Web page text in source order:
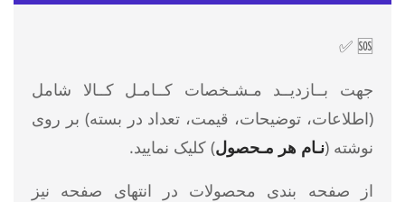
🆘 ✅
جهت بــازدیــد مـشـخصات کــامـل کــالا شامل
(اطلاعات، توضیحات، قیمت، تعداد در بسته) بر روی
نوشته (نـام هر مـحصول) کلیک نمایید.
از صفحه بندی محصولات در انتهای صفحه نیز